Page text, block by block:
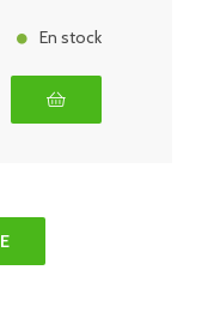
En stock